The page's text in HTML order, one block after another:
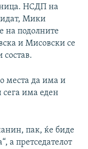
НСДП на
Мики
на подолните
и Мисовски се
состав.
места да има и
сега има еден
пак, ќе биде
а претседателот